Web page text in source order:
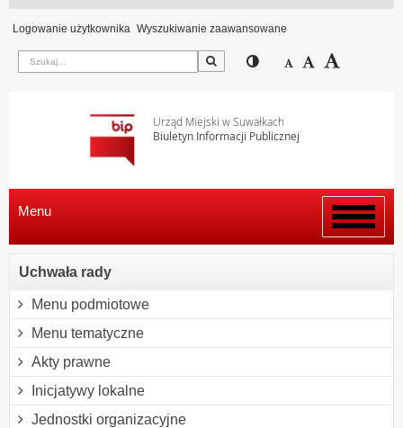
Logowanie użytkownika Wyszukiwanie zaawansowane
Szukaj Przełącz pomiędzy
Zmniejsz
Domyślny
Urząd Miejski w Suwałkach
Biuletyn Informacji Publicznej
Włącz
menu
Menu
Uchwała rady
Menu podmiotowe
Menu tematyczne
Akty prawne
Inicjatywy lokalne
Jednostki organizacyjne